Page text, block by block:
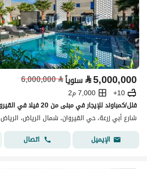
⃁5,000,000 سنوياً⃁
6,000,000
10+
7,000 م2
فلل/كمباوند للإيجار في مبنى من 20 فيلا في القيروان، الرياض
شارع أبي زرعة، حي القيروان، شمال الرياض، الرياض
الإيميل
اتصال